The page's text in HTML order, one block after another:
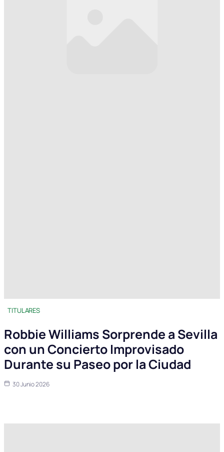
TITULARES
Robbie Williams Sorprende a Sevilla
con un Concierto Improvisado
Durante su Paseo por la Ciudad
30 Junio 2026